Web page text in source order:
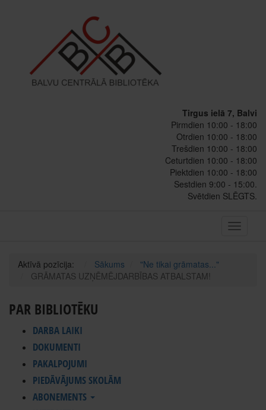
Tirgus ielā 7, Balvi
Pirmdien 10:00 - 18:00
Otrdien 10:00 - 18:00
Trešdien 10:00 - 18:00
Ceturtdien 10:00 - 18:00
Piektdien 10:00 - 18:00
Sestdien 9:00 - 15:00.
Svētdien SLĒGTS.
Toggle
Aktīvā pozīcija: Sākums
"Ne tikai grāmatas..."
GRĀMATAS UZŅĒMĒJDARBĪBAS ATBALSTAM!
PAR BIBLIOTĒKU
DARBA LAIKI
DOKUMENTI
PAKALPOJUMI
PIEDĀVĀJUMS SKOLĀM
ABONEMENTS